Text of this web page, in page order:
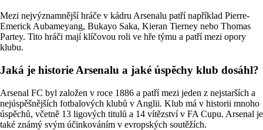
Mezi nejvýznamnější hráče v kádru Arsenalu patří například Pierre-
Emerick Aubameyang, Bukayo Saka, Kieran Tierney nebo Thomas
Partey. Tito hráči mají klíčovou roli ve hře týmu a patří mezi opory
klubu.
Jaká je historie Arsenalu a jaké úspěchy klub dosáhl?
Arsenal FC byl založen v roce 1886 a patří mezi jeden z nejstarších a
nejúspěšnějších fotbalových klubů v Anglii. Klub má v historii mnoho
úspěchů, včetně 13 ligových titulů a 14 vítězství v FA Cupu. Arsenal je
také známý svým účinkováním v evropských soutěžích.